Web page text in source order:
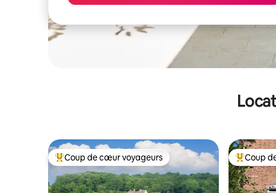
Coups de cœur voyageurs les plus appréciés
Coup de cœur voyageurs Coups
Coup